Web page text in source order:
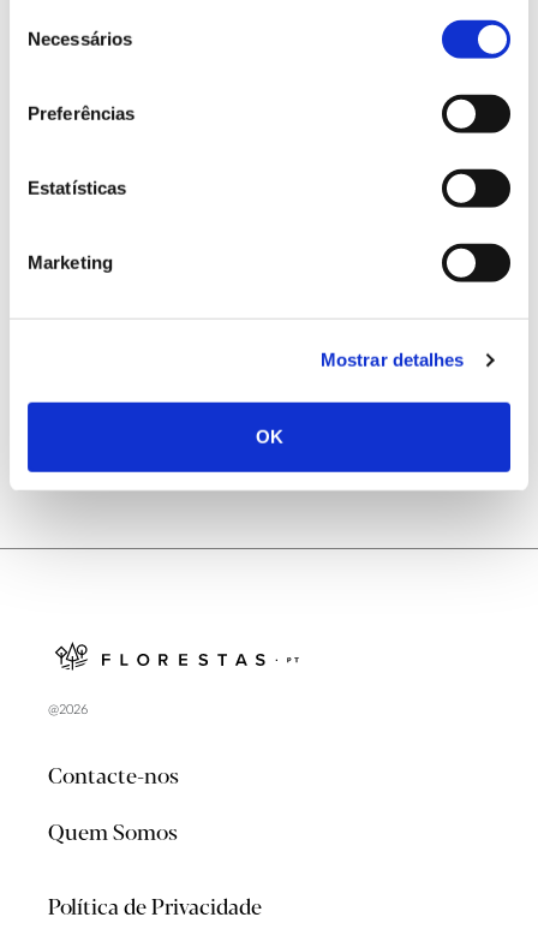
Necessários
Preferências
Estatísticas
Marketing
Mostrar detalhes
OK
Registar galhas de Trichi em acácia-das-espigas:
25.06.2026
Natureza e florestas procuram jovens voluntários
@2026
Contacte-nos
Quem Somos
Política de Privacidade